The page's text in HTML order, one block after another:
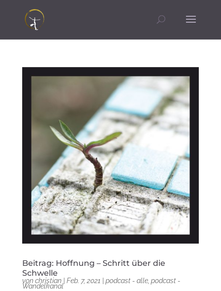
Beitrag: Hoffnung – Schritt über die
Schwelle
von christian Feb. 7, 2021 podcast - alle, podcast -
Wandelkanal